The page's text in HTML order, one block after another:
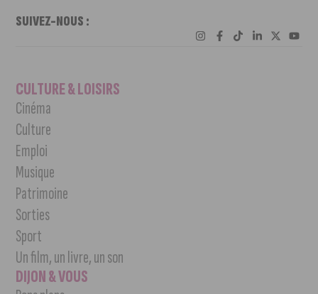
SUIVEZ-NOUS :
CULTURE & LOISIRS
Cinéma
Culture
Emploi
Musique
Patrimoine
Sorties
Sport
Un film, un livre, un son
DIJON & VOUS